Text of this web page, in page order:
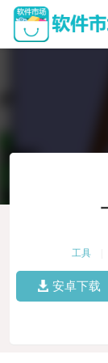
工具
安卓下载